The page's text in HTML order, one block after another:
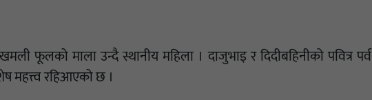
फूलको माला उन्दै स्थानीय महिला । दाजुभाइ र दिदीबहिनीको पवित्र पर्व
महत्त्व रहिआएको छ ।